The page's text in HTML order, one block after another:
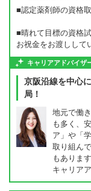
■認定薬剤師の資格
■晴れて目標の資格
お祝金をお渡しして
キャリアアドバイザ
京阪沿線を中心
局！
地元で働
も多く、
ア」や「
取り組ん
もあります
キャリア